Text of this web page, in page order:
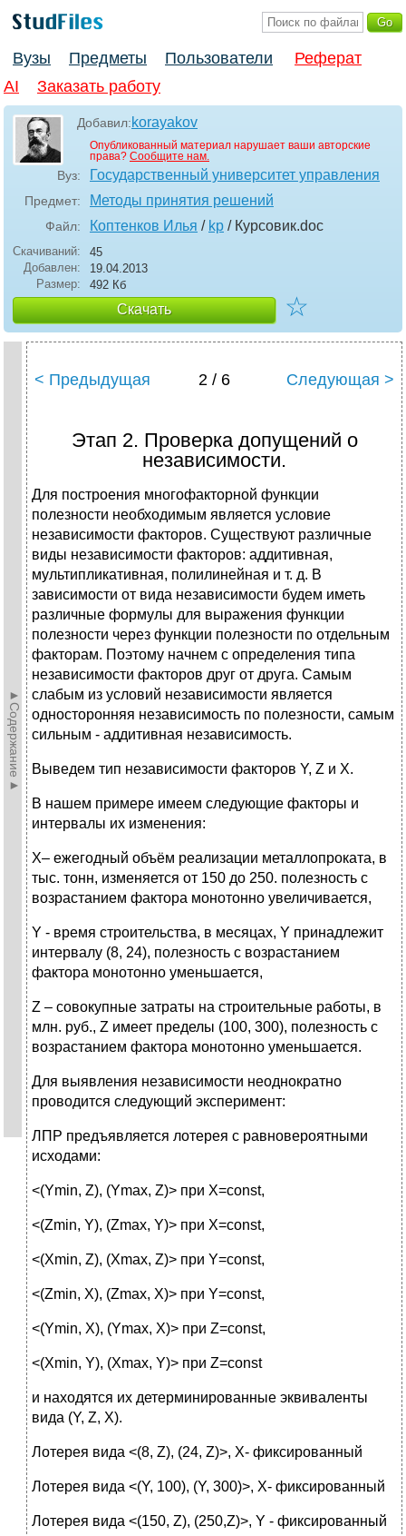
Вузы Предметы Пользователи
Реферат
AI
Заказать работу
Добавил:korayakov
Опубликованный материал нарушает ваши авторские
права? Сообщите нам.
Вуз: Государственный университет управления
Предмет: Методы принятия решений
Файл: Коптенков Илья / kp / Курсовик.doc
Скачиваний:
45
Добавлен:
19.04.2013
Размер:
492 Кб
Скачать ☆
►Содержание►
< Предыдущая 2 / 6 Следующая >
Этап 2. Проверка допущений о
независимости.
Для построения многофакторной функции
полезности необходимым является условие
независимости факторов. Существуют различные
виды независимости факторов: аддитивная,
мультипликативная, полилинейная и т. д. В
зависимости от вида независимости будем иметь
различные формулы для выражения функции
полезности через функции полезности по отдельным
факторам. Поэтому начнем с определения типа
независимости факторов друг от друга. Самым
слабым из условий независимости является
односторонняя независимость по полезности, самым
сильным - аддитивная независимость.
Выведем тип независимости факторов Y, Z и X.
В нашем примере имеем следующие факторы и
интервалы их изменения:
X– ежегодный объём реализации металлопроката, в
тыс. тонн, изменяется от 150 до 250. полезность с
возрастанием фактора монотонно увеличивается,
Y - время строительства, в месяцах, Y принадлежит
интервалу (8, 24), полезность с возрастанием
фактора монотонно уменьшается,
Z – совокупные затраты на строительные работы, в
млн. руб., Z имеет пределы (100, 300), полезность с
возрастанием фактора монотонно уменьшается.
Для выявления независимости неоднократно
проводится следующий эксперимент:
ЛПР предъявляется лотерея с равновероятными
исходами:
<(Ymin, Z), (Ymax, Z)> при Х=const,
<(Zmin, Y), (Zmax, Y)> при Х=const,
<(Хmin, Z), (Хmax, Z)> при Y=const,
<(Zmin, X), (Zmax, X)> при Y=const,
<(Ymin, X), (Ymax, X)> при Z=const,
<(Xmin, Y), (Xmax, Y)> при Z=const
и находятся их детерминированные эквиваленты
вида (Y, Z, X).
Лотерея вида <(8, Z), (24, Z)>, X- фиксированный
Лотерея вида <(Y, 100), (Y, 300)>, X- фиксированный
Лотерея вида <(150, Z), (250,Z)>, Y - фиксированный